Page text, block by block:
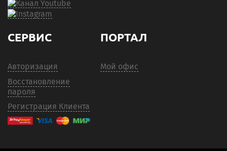
СЕРВИС
Авторизация
Восстановление
пароля
Регистрация Клиента
ПОРТАЛ
Мой офис